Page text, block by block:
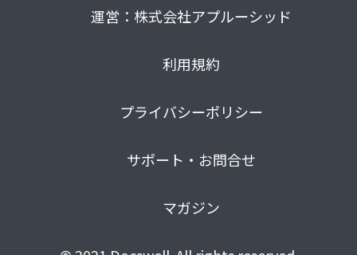
運営：株式会社アプルーシッド
利用規約
プライバシーポリシー
サポート・お問合せ
マガジン